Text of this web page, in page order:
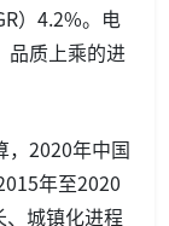
）4.2%。电
品质上乘的进
，2020年中国
年至2020
、城镇化进程